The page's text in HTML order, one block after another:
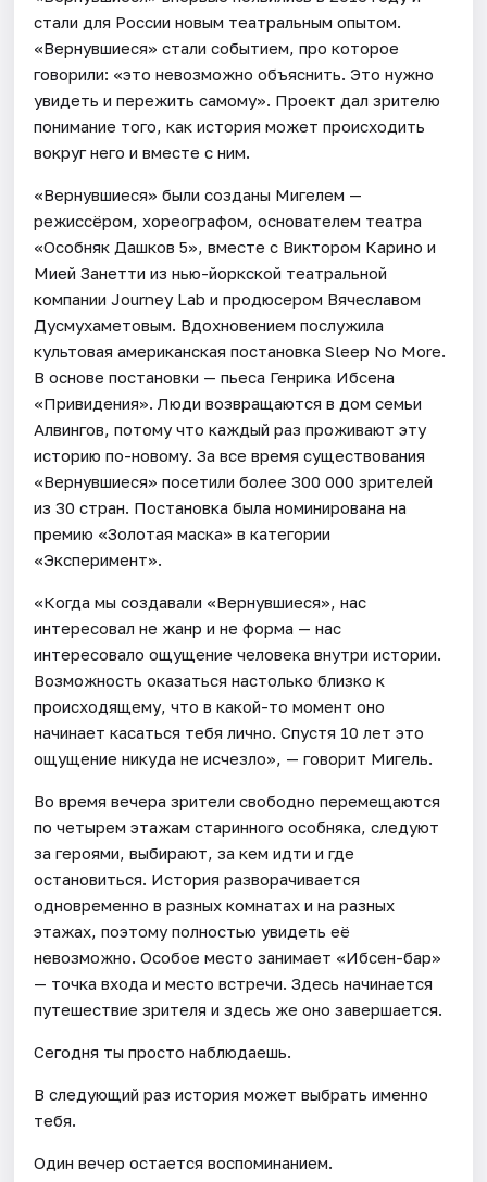
стали для России новым театральным опытом.
«Вернувшиеся» стали событием, про которое
говорили: «это невозможно объяснить. Это нужно
увидеть и пережить самому». Проект дал зрителю
понимание того, как история может происходить
вокруг него и вместе с ним.
«Вернувшиеся» были созданы Мигелем —
режиссёром, хореографом, основателем театра
«Особняк Дашков 5», вместе с Виктором Карино и
Мией Занетти из нью-йоркской театральной
компании Journey Lab и продюсером Вячеславом
Дусмухаметовым. Вдохновением послужила
культовая американская постановка Sleep No More.
В основе постановки — пьеса Генрика Ибсена
«Привидения». Люди возвращаются в дом семьи
Алвингов, потому что каждый раз проживают эту
историю по-новому. За все время существования
«Вернувшиеся» посетили более 300 000 зрителей
из 30 стран. Постановка была номинирована на
премию «Золотая маска» в категории
«Эксперимент».
«Когда мы создавали «Вернувшиеся», нас
интересовал не жанр и не форма — нас
интересовало ощущение человека внутри истории.
Возможность оказаться настолько близко к
происходящему, что в какой-то момент оно
начинает касаться тебя лично. Спустя 10 лет это
ощущение никуда не исчезло», — говорит Мигель.
Во время вечера зрители свободно перемещаются
по четырем этажам старинного особняка, следуют
за героями, выбирают, за кем идти и где
остановиться. История разворачивается
одновременно в разных комнатах и на разных
этажах, поэтому полностью увидеть её
невозможно. Особое место занимает «Ибсен-бар»
— точка входа и место встречи. Здесь начинается
путешествие зрителя и здесь же оно завершается.
Сегодня ты просто наблюдаешь.
В следующий раз история может выбрать именно
тебя.
Один вечер остается воспоминанием.